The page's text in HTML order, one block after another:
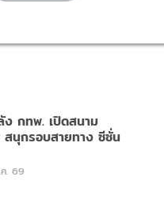
ง กทพ. เปิดสนาม
นุกรอบสายทาง ซีซั่น
. 69